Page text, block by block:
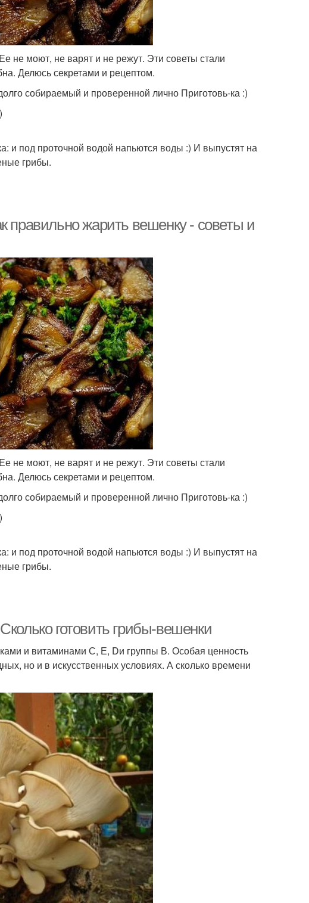
не моют, не варят и не режут. Эти советы стали
Делюсь секретами и рецептом.
собираемый и проверенной лично Приготовь-ка :)
и под проточной водой напьются воды :) И выпустят на
грибы.
правильно жарить вешенку - советы и
не моют, не варят и не режут. Эти советы стали
Делюсь секретами и рецептом.
собираемый и проверенной лично Приготовь-ка :)
и под проточной водой напьются воды :) И выпустят на
грибы.
готовить грибы-вешенки
и витаминами С, Е, Dи группы В. Особая ценность
но и в искусственных условиях. А сколько времени